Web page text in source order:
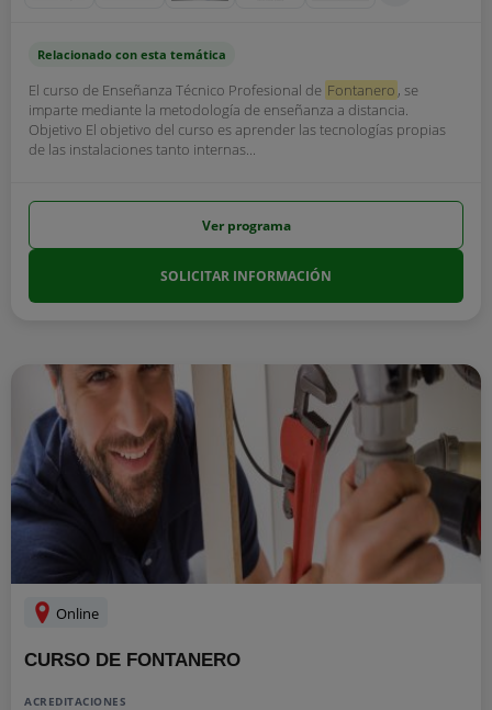
Relacionado con esta temática
El curso de Enseñanza Técnico Profesional de Fontanero , se
imparte mediante la metodología de enseñanza a distancia.
Objetivo El objetivo del curso es aprender las tecnologías propias
de las instalaciones tanto internas...
Ver programa
SOLICITAR INFORMACIÓN
Online
CURSO DE FONTANERO
ACREDITACIONES